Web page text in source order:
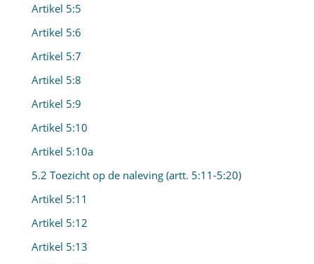
Artikel 5:5
Artikel 5:6
Artikel 5:7
Artikel 5:8
Artikel 5:9
Artikel 5:10
Artikel 5:10a
5.2 Toezicht op de naleving (artt. 5:11-5:20)
Artikel 5:11
Artikel 5:12
Artikel 5:13